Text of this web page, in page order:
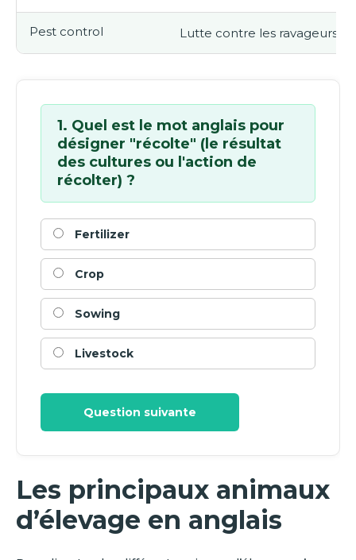
Pest control Lutte contre les ravageurs
1. Quel est le mot anglais pour
désigner "récolte" (le résultat
des cultures ou l'action de
récolter) ?
Fertilizer
Crop
Sowing
Livestock
Question suivante
Les principaux animaux
d’élevage en anglais